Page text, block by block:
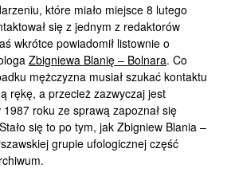
które miało miejsce 8 lutego
się z jednym z redaktorów
wkrótce powiadomił listownie o
Zbigniewa Blanię – Bolnara. Co
mężczyzna musiał szukać kontaktu
rękę, a przecież zazwyczaj jest
roku ze sprawą zapoznał się
się to po tym, jak Zbigniew Blania –
grupie ufologicznej część